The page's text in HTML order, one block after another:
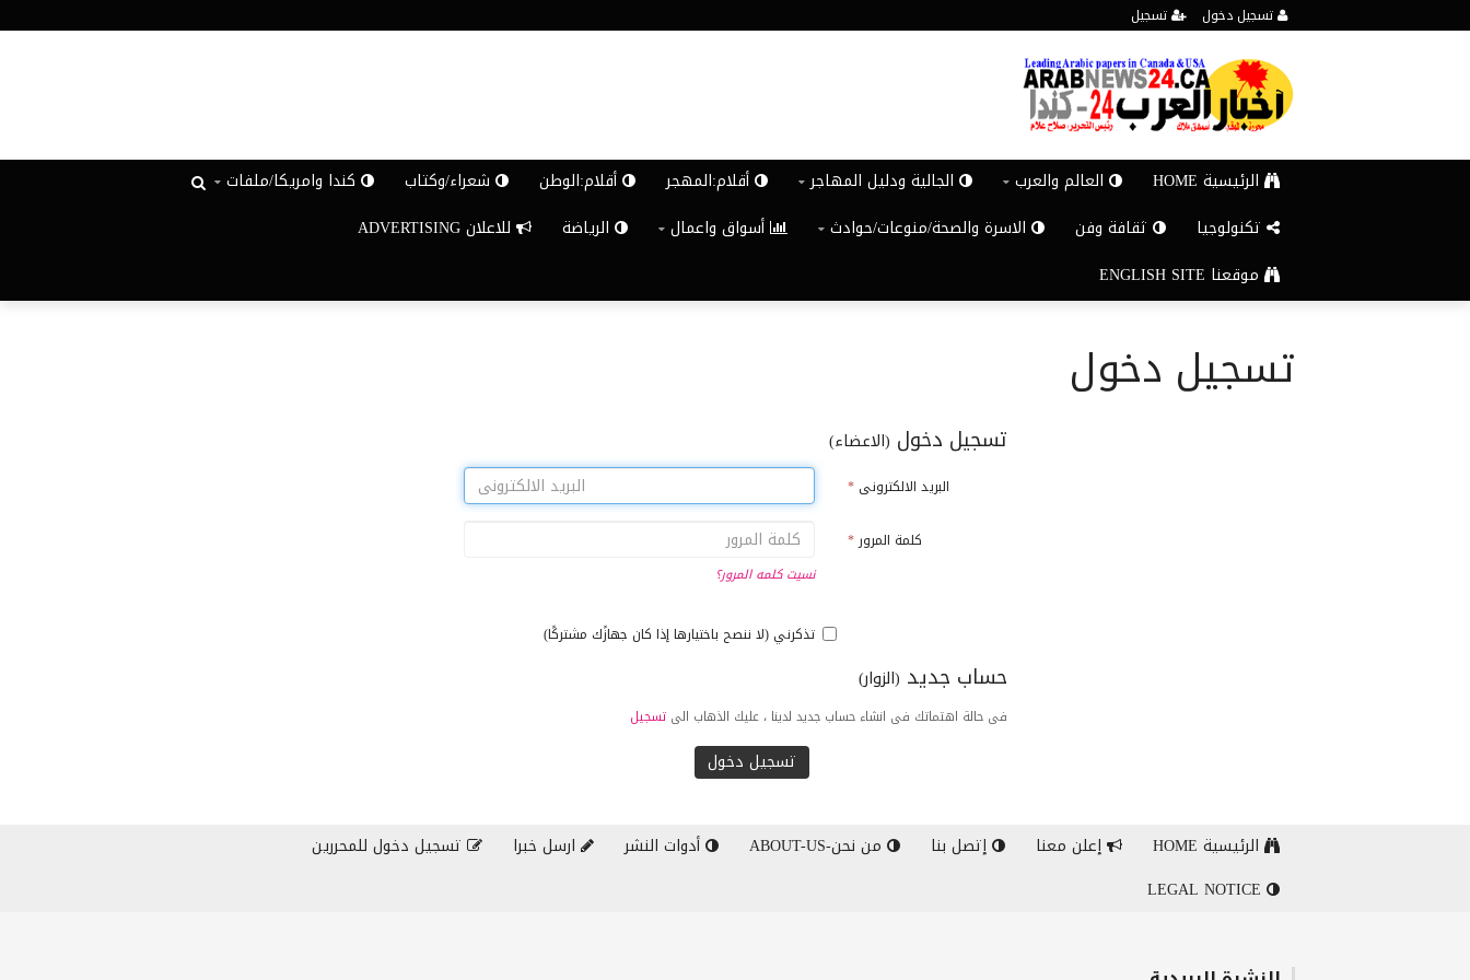
تسجيل دخول تسجيل
الرئيسية HOME العالم والعرب الجالية ودليل المهاجر أقلام:المهجر أقلام:الوطن شعراء/وكتاب
كندا وامريكا/ملفات
تكنولوجيا
ثقافة وفن الاسرة والصحة/منوعات/حوادث أسواق واعمال الرياضة
للاعلان ADVERTISING
موقعنا ENGLISH SITE
تسجيل دخول
تسجيل دخول (الاعضاء)
البريد الالكترونى *
كلمة المرور *
نسيت كلمه المرور؟
تذكرني (لا ننصح باختيارها إذا كان جهازًك مشتركًا)
حساب جديد (الزوار)
فى حالة اهتماتك فى انشاء حساب جديد لدينا ، عليك الذهاب الىتسجيل
الرئيسية HOME إعلن معنا إتصل بنا من نحن-ABOUT-US أدوات النشر ارسل خبرا
تسجيل دخول للمحررين